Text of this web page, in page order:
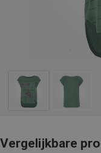
Vergelijkbare